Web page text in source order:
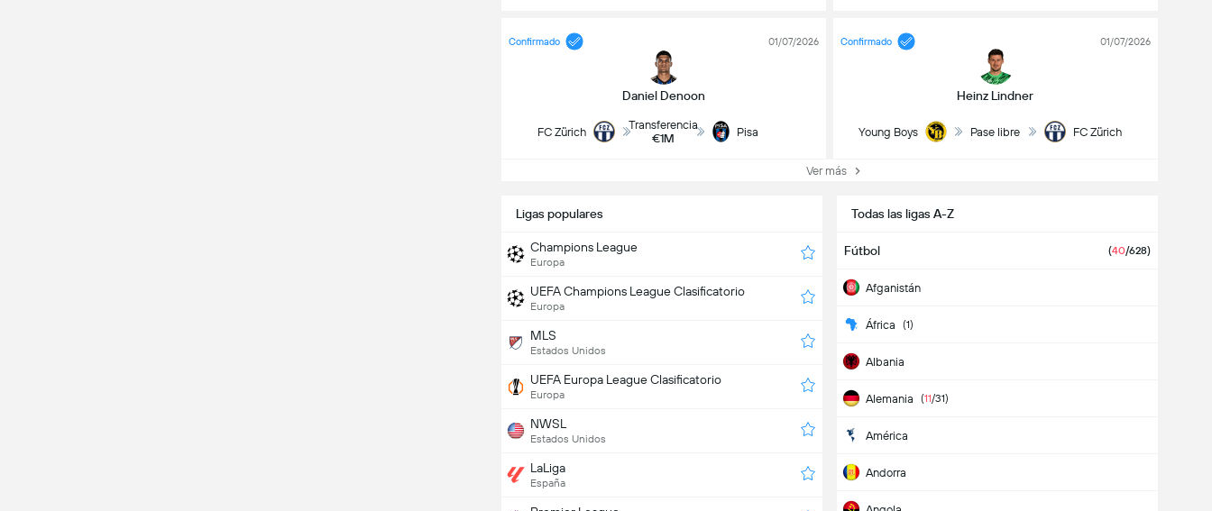
Confirmado
Daniel Denoon
01/07/2026
FC Zürich
Transferencia
€1M
Pisa
Confirmado
Heinz Lindner
01/07/2026
Young Boys Pase libre FC Zürich
Ver más
Ligas populares
Champions League
Europa
UEFA Champions League Clasificatorio
Europa
MLS
Estados Unidos
UEFA Europa League Clasificatorio
Europa
NWSL
Estados Unidos
LaLiga
España
Todas las ligas A-Z
Fútbol (40/628)
Afganistán
África (1)
Albania
Alemania (11/31)
América
Andorra